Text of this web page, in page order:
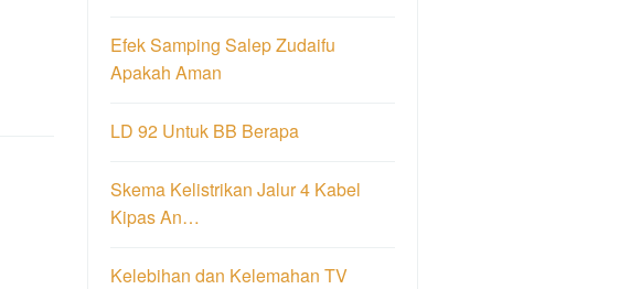
Efek Samping Salep Zudaifu
Apakah Aman
LD 92 Untuk BB Berapa
Skema Kelistrikan Jalur 4 Kabel
Kipas An…
Kelebihan dan Kelemahan TV